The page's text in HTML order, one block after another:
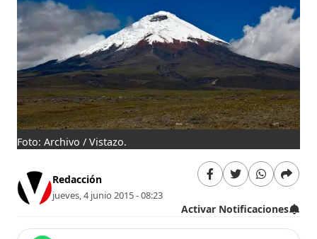
Foto: Archivo / Vistazo.
Redacción
jueves, 4 junio 2015 - 08:23
Activar Notificaciones